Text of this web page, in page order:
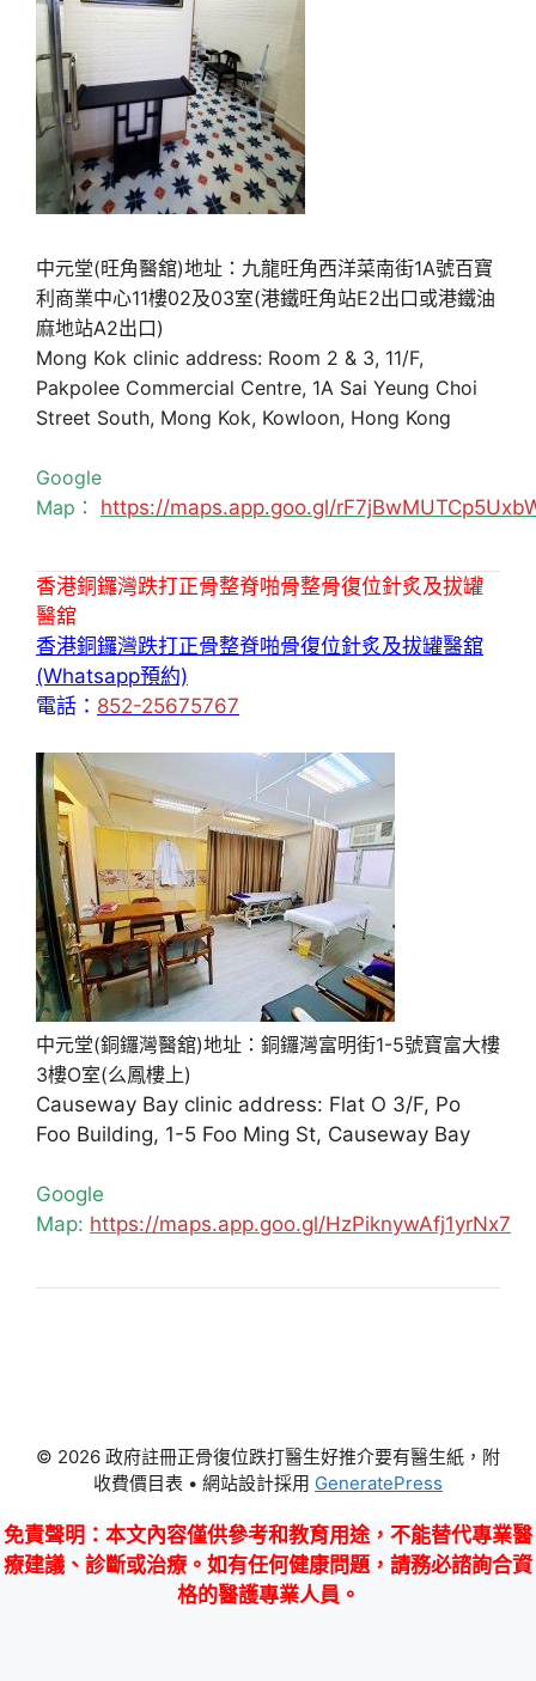
中元堂(旺角醫舘)地址：九龍旺角西洋菜南街1A號百寶
利商業中心11樓02及03室(港鐵旺角站E2出口或港鐵油
麻地站A2出口)
Mong Kok clinic address: Room 2 & 3, 11/F,
Pakpolee Commercial Centre, 1A Sai Yeung Choi
Street South, Mong Kok, Kowloon, Hong Kong
Google
Map： https://maps.app.goo.gl/
香港銅鑼灣跌打正骨整脊啪骨整骨復位針炙及拔罐
醫舘
香港銅鑼灣跌打正骨整脊啪骨復位針炙及拔罐醫舘
(Whatsapp預約)
電話： 852-25675767
中元堂(銅鑼灣醫舘)地址：銅鑼灣富明街1-5號寶富大樓
3樓O室(么鳳樓上)
Causeway Bay clinic address: Flat O 3/F, Po
Foo Building, 1-5 Foo Ming St, Causeway Bay
Google
Map: https://maps.app.goo.gl/HzPiknywAfj1yrNx7
© 2026 政府註冊正骨復位跌打醫生好推介要有醫生紙，附
收費價目表 • 網站設計採用 GeneratePress
免責聲明 ：本文內容僅供參考和教育用途，不能替代專業醫
療建議、診斷或治療。如有任何健康問題，請務必諮詢合資
格的醫護專業人員。